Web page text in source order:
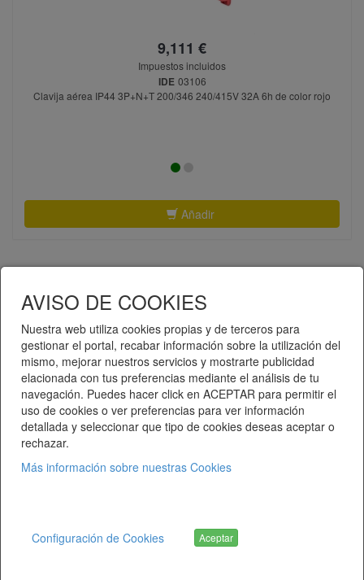
AVISO DE COOKIES
Nuestra web utiliza cookies propias y de terceros para
gestionar el portal, recabar información sobre la utilización del
mismo, mejorar nuestros servicios y mostrarte publicidad
elacionada con tus preferencias mediante el análisis de tu
navegación. Puedes hacer click en ACEPTAR para permitir el
uso de cookies o ver preferencias para ver información
detallada y seleccionar que tipo de cookies deseas aceptar o
rechazar.
Más información sobre nuestras Cookies
Configuración de Cookies Aceptar
9,111 €
Impuestos incluidos
IDE 03106
Clavija aérea IP44 3P+N+T 200/346 240/415V 32A 6h de color rojo
Añadir
« 1
Telematel eCommerce v14.3.37 © 2026
Telematel S.L.
Condiciones de Venta y Envíos
Politica de Privacidad y Cookies